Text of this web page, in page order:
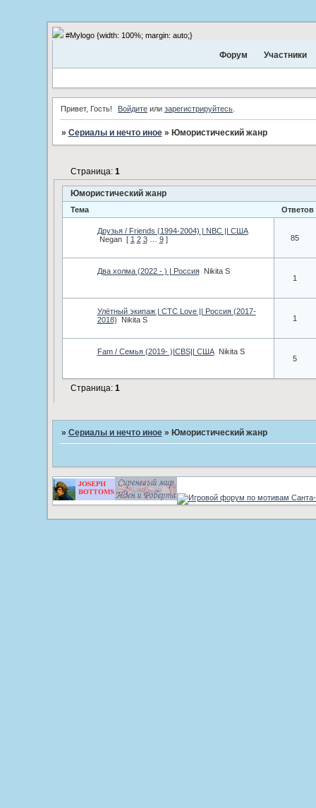
#Mylogo {width: 100%; margin: auto;}
Форум Участники
Привет, Гость! Войдите или зарегистрируйтесь
» Сериалы и нечто иное » Юмористический жанр
Юмористический жанр
Страница: 1
Тема Ответов
Друзья / Friends (1994-2004) | NBC || США
Negan [ 1 2 3 9 ] 85
Два холма (2022 - ) | Россия
Nikita S
1
Улётный экипаж | СТС Love || Россия (2017-
2018)
Nikita S 1
Fam / Семья (2019- )|CBS|| США
Nikita S
5
Страница: 1
» Сериалы и нечто иное » Юмористический жанр